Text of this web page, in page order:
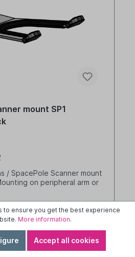
mount SP1
/ SpacePole Scanner mount
1024P
Anmelden
to ensure you get the best experience
More information.
Accept all cookies